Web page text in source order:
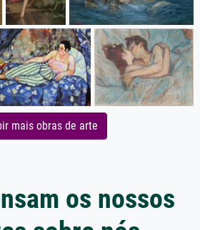
mais obras de arte
os nossos